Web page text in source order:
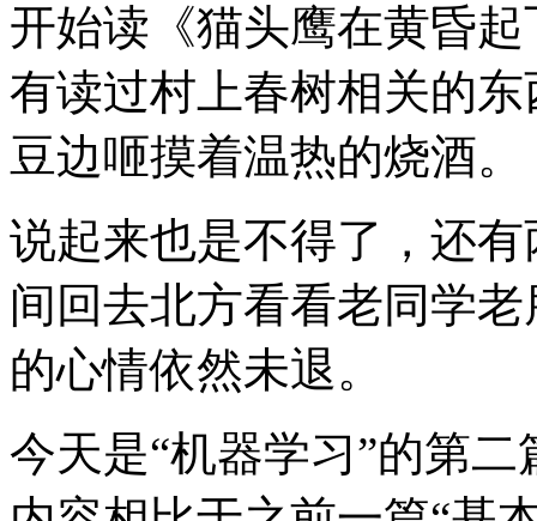
开始读《猫头鹰在黄昏
有读过村上春树相关的
豆边咂摸着温热的烧酒。
说起来也是不得了，还
间回去北方看看老同学
的心情依然未退。
今天是“机器学习”的第